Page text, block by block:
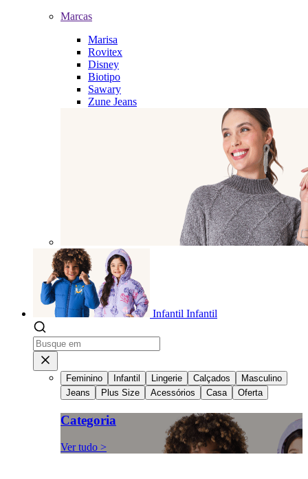
Marcas
Marisa
Rovitex
Disney
Biotipo
Sawary
Zune Jeans
Infantil Infantil
Feminino Infantil Lingerie Calçados
Masculino
Jeans
Plus Size Acessórios Casa Oferta
Categoria
Ver tudo >